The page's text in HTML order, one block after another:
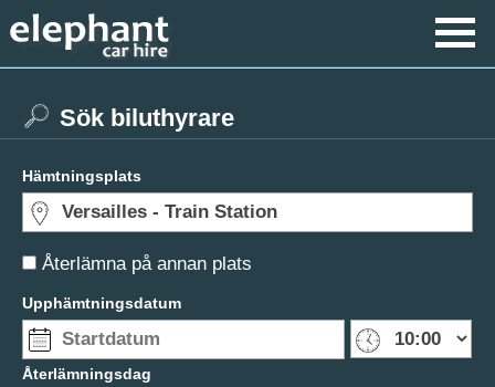
Återlämna på annan plats
Sök biluthyrare
Hämtningsplats
Upphämtningsdatum
Återlämningsdag